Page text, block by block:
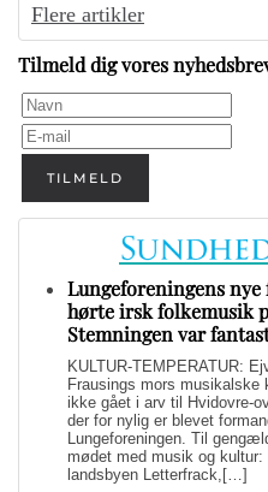
Flere artikler
Tilmeld dig vores
TILMELD
Lungeforeningens
hørte irsk folkemusik
Stemningen var
KULTUR-TEMPERATUR:
Frausings mors musikalske
ikke gået i arv til Hvidovre-
der for nylig er blevet
Lungeforeningen. Til
mødet med musik og
landsbyen Letterfrack,[…]